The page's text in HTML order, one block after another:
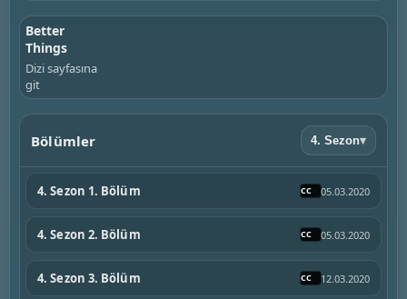
Better
Things
Dizi sayfasına
git
Bölümler 4. Sezon▾
4. Sezon 1. Bölüm 05.03.2020
4. Sezon 2. Bölüm 05.03.2020
4. Sezon 3. Bölüm 12.03.2020